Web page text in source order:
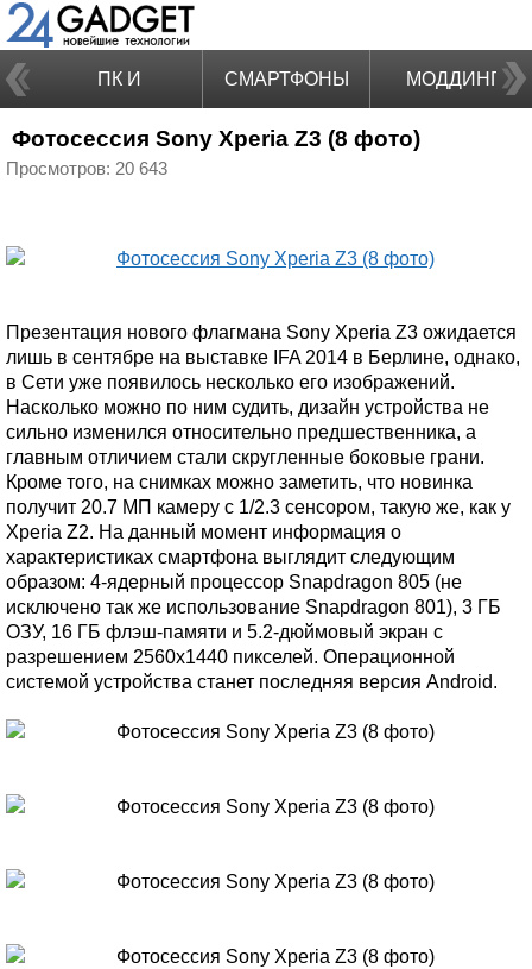
ПК И
НОУТБУКИ
СМАРТФОНЫ МОДДИНГ
Фотосессия Sony Xperia Z3 (8 фото)
Просмотров: 20 643
Презентация нового флагмана Sony Xperia Z3 ожидается
лишь в сентябре на выставке IFA 2014 в Берлине, однако,
в Сети уже появилось несколько его изображений.
Насколько можно по ним судить, дизайн устройства не
сильно изменился относительно предшественника, а
главным отличием стали скругленные боковые грани.
Кроме того, на снимках можно заметить, что новинка
получит 20.7 МП камеру с 1/2.3 сенсором, такую же, как у
Xperia Z2. На данный момент информация о
характеристиках смартфона выглядит следующим
образом: 4-ядерный процессор Snapdragon 805 (не
исключено так же использование Snapdragon 801), 3 ГБ
ОЗУ, 16 ГБ флэш-памяти и 5.2-дюймовый экран с
разрешением 2560x1440 пикселей. Операционной
системой устройства станет последняя версия Android.